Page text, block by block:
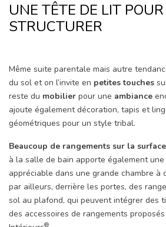
UNE TÊTE DE LIT POUR
STRUCTURER
Même suite parentale mais autre
du sol et on l’invite en petites touches
reste du mobilier pour une ambiance
ajoute également décoration, tapis et
géométriques pour un style tribal.
Beaucoup de rangements sur la
à la salle de bain apporte également une
appréciable dans une grande chambre à
par ailleurs, derrière les portes, des
sol au plafond, qui peuvent intégrer des
des accessoires de rangements
®